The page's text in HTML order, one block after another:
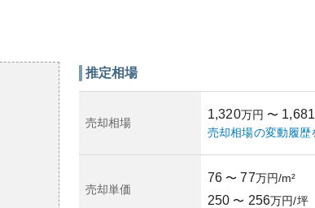
推定相場
売却相場
1,320万円 〜 1,681
売却相場の変動履歴
売却単価
76 〜 77万円/m²
250 〜 256万円/坪